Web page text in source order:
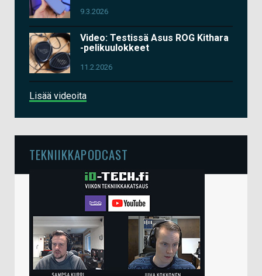
9.3.2026
Video: Testissä Asus ROG Kithara
-pelikuulokkeet
11.2.2026
Lisää videoita
TEKNIIKKAPODCAST